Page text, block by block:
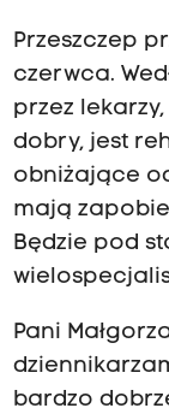
Przeszczep
czerwca.
przez
dobry, jest
obniżające
mają
Będzie pod
Pani
bardzo